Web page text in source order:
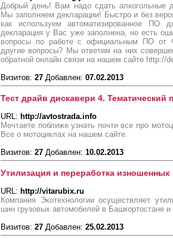
Добрый день! Вам надо сдать алкогольные
Мы заполняем декларации! Быстро и без
как используем автоматизированное ПО
декларация у Вас уже заполнена, но есть
вопросы по работе с официальным ПО от
другие вопросы? Мы ответим на них
обратной онлайн связи на нашем сайте http://
Визитов: 27 Добавлен: 07.02.2013
Тест драйв дискавери 4. Тематический
URL: http://avtostrada.info
Мечтаете поближе узнать почти все про
Все о мотоциклах на нашем сайте.
Визитов: 27 Добавлен: 10.02.2013
Утилизация и переработка
URL: http://vitarubix.ru
Компания Экотехнологии осуществляет
шин грузовых автомобилей в Башкортостане и
Визитов: 27 Добавлен: 25.02.2013